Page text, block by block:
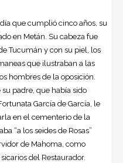
que cumplió cinco años, su
en Metán. Su cabeza fue
Tucumán y con su piel, los
que ilustraban a las
hombres de la oposición.
padre, que había sido
García de García, le
en el cementerio de la
“a los seides de Rosas”
de Mahoma, como
del Restaurador.